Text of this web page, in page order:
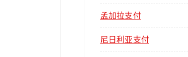
孟加拉支付
尼日利亚支付